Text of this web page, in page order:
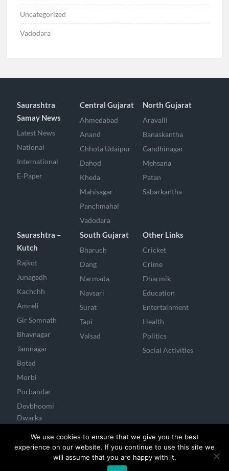
Uncategorized
Vadodara
Saurashtra
Samay News
Latest News
National
International
E-Paper
Central Gujarat
Ahmedabad
Anand
Chhota Udaipur
Dahod
Kheda
Mahisagar
Panchmahal
Vadodara
North Gujarat
Aravalli
Banaskantha
Gandhinagar
Mehsana
Patan
Sabarkantha
Saurashtra –
Kutch
Rajkot
Junagadh
Kachchh
Amreli
Gir Somnath
Bhavnagar
Jamnagar
Botad
Morbi
Porbandar
Devbhoomi
Dwarka
South Gujarat
Bharuch
Dang
Narmada
Navsari
Surat
Tapi
Valsad
Other Links
Cricket
Crime
Dharmik
Education
Entertainment
Health
Politics
Social Activities
We use cookies to ensure that we give you the best
experience on our website. If you continue to use this site we
will assume that you are happy with it.